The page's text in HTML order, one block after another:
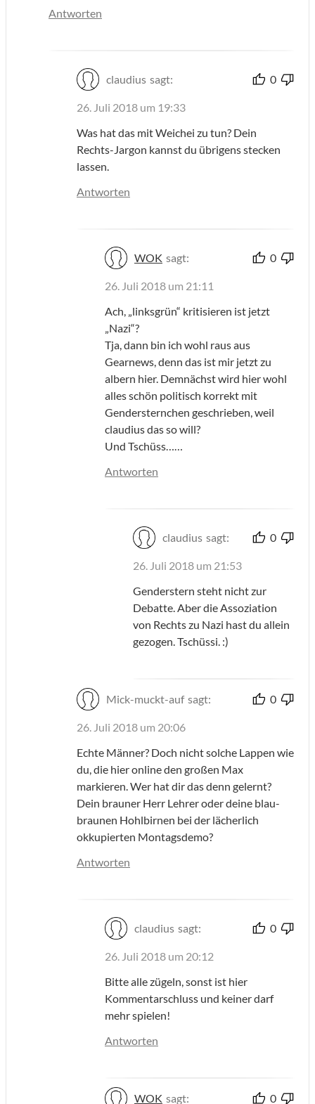
Antworten
claudius sagt: 0
26. Juli 2018 um 19:33
Was hat das mit Weichei zu tun? Dein
Rechts-Jargon kannst du übrigens stecken
lassen.
Antworten
WOK sagt: 0
26. Juli 2018 um 21:11
Ach, „linksgrün“ kritisieren ist jetzt
„Nazi“?
Tja, dann bin ich wohl raus aus
Gearnews, denn das ist mir jetzt zu
albern hier. Demnächst wird hier wohl
alles schön politisch korrekt mit
Gendersternchen geschrieben, weil
claudius das so will?
Und Tschüss……
Antworten
claudius sagt: 0
26. Juli 2018 um 21:53
Genderstern steht nicht zur
Debatte. Aber die Assoziation
von Rechts zu Nazi hast du allein
gezogen. Tschüssi. :)
Mick-muckt-auf sagt: 0
26. Juli 2018 um 20:06
Echte Männer? Doch nicht solche Lappen wie
du, die hier online den großen Max
markieren. Wer hat dir das denn gelernt?
Dein brauner Herr Lehrer oder deine blau-
braunen Hohlbirnen bei der lächerlich
okkupierten Montagsdemo?
Antworten
claudius sagt: 0
26. Juli 2018 um 20:12
Bitte alle zügeln, sonst ist hier
Kommentarschluss und keiner darf
mehr spielen!
Antworten
WOK sagt: 0